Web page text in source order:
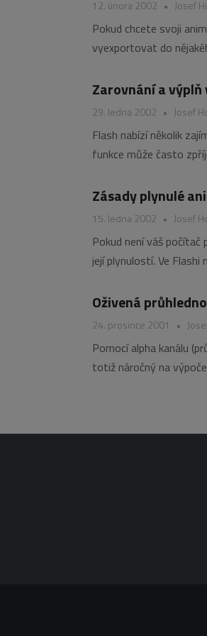
12. února 2002 • Josef
Pokud chcete svoji
vyexportovat do
Zarovnání a výplň
29. ledna 2002 • Josef
Flash nabízí několik
funkce může často
Zásady plynulé
15. ledna 2002 • Josef
Pokud není váš počítač
její plynulostí. Ve
Oživená
24. prosince 2001 •
Pomocí alpha kanálu
totiž náročný na